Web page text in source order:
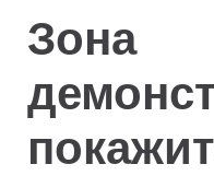
Зона